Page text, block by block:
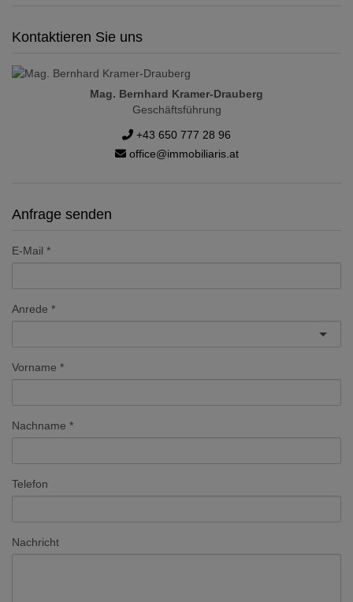
Kontaktieren Sie uns
Mag. Bernhard Kramer-Drauberg
Geschäftsführung
+43 650 777 28 96
office@immobiliaris.at
Anfrage senden
E-Mail
Anrede
Vorname
Nachname
Telefon
Nachricht